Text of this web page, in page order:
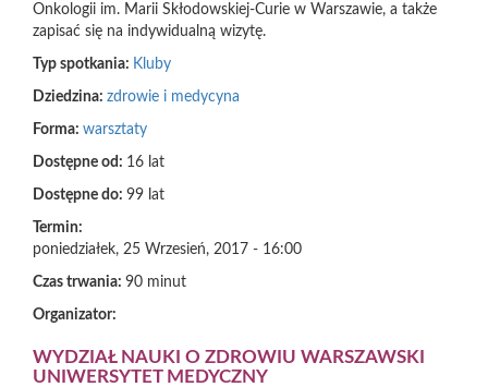
Onkologii im. Marii Skłodowskiej-Curie w Warszawie, a także
zapisać się na indywidualną wizytę.
Typ spotkania: Kluby
Dziedzina: zdrowie i medycyna
Forma: warsztaty
Dostępne od: 16 lat
Dostępne do: 99 lat
Termin:
poniedziałek, 25 Wrzesień, 2017 - 16:00
Czas trwania: 90 minut
Organizator:
WYDZIAŁ NAUKI O ZDROWIU WARSZAWSKI
UNIWERSYTET MEDYCZNY